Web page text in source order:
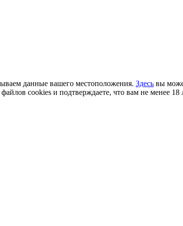
данные вашего местоположения. Здесь вы
cookies и подтверждаете, что вам не менее 18